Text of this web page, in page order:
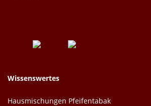
Wissenswertes
Hausmischungen Pfeifentabak